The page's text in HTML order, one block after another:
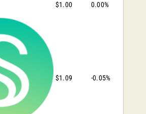
$1.00 0.00%
$1.09 -0.05%